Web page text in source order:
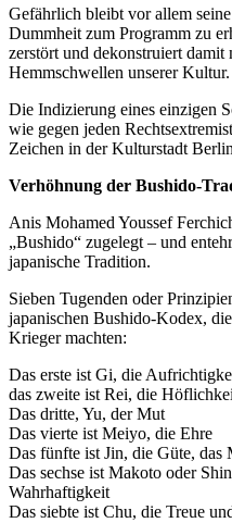
Gefährlich bleibt vor allem
Dummheit zum Programm zu
zerstört und dekonstruiert
Hemmschwellen unserer Kultur.
Die Indizierung eines einzigen
wie gegen jeden
Zeichen in der Kulturstadt
Verhöhnung der Bushido-
Anis Mohamed Youssef
„Bushido“ zugelegt – und
japanische Tradition.
Sieben Tugenden oder
japanischen Bushido-Kodex,
Krieger machten:
Das erste ist Gi, die
das zweite ist Rei, die
Das dritte, Yu, der Mut
Das vierte ist Meiyo, die Ehre
Das fünfte ist Jin, die Güte,
Das sechse ist Makoto oder
Wahrhaftigkeit
Das siebte ist Chu, die Treue